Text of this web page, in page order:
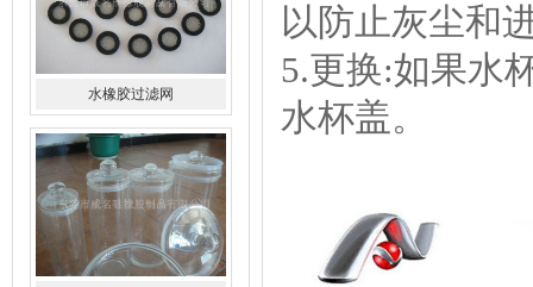
水橡胶过滤网
以防止灰尘和
5.更换:如果水
水杯盖。